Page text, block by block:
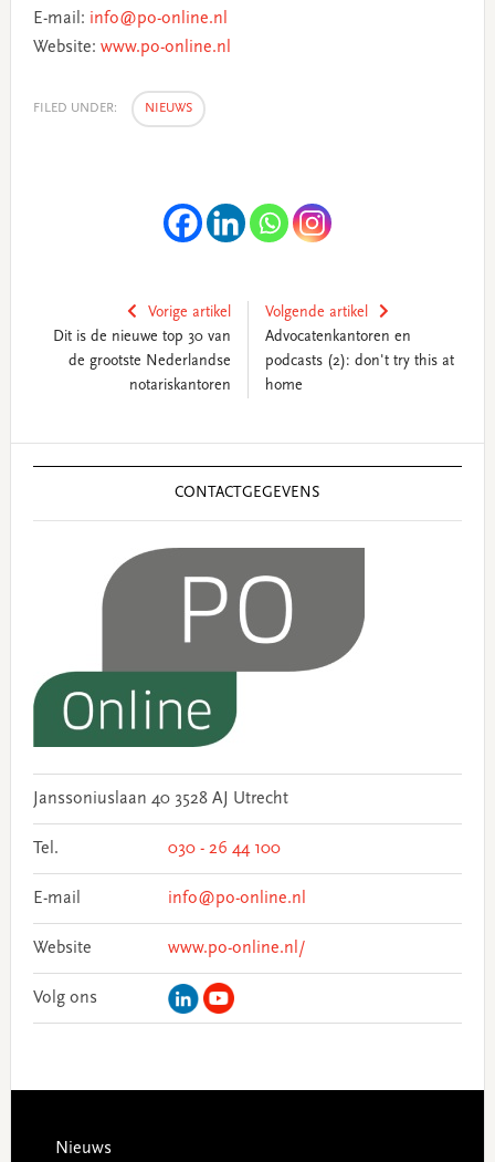
E-mail: info@po-online.nl
Website: www.po-online.nl
FILED UNDER: NIEUWS
Vorige artikel
Dit is de nieuwe top 30 van
de grootste Nederlandse
notariskantoren
Volgende artikel
Advocatenkantoren en
podcasts (2): don't try this at
home
CONTACTGEGEVENS
Janssoniuslaan 40 3528 AJ Utrecht
Tel. 030 - 26 44 100
E-mail info@po-online.nl
Website www.po-online.nl/
Volg ons
Footer
Nieuws